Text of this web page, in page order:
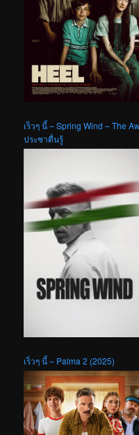
เร็วๆ นี้ – Spring Wind – The
ประชาตื่นรู้
เร็วๆ นี้ – Palma 2 (2025)